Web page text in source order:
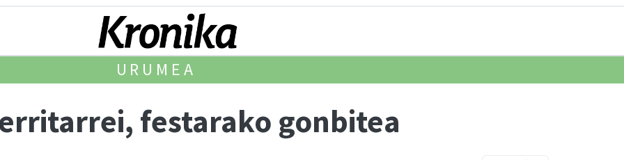
URUMEA
festarako gonbitea